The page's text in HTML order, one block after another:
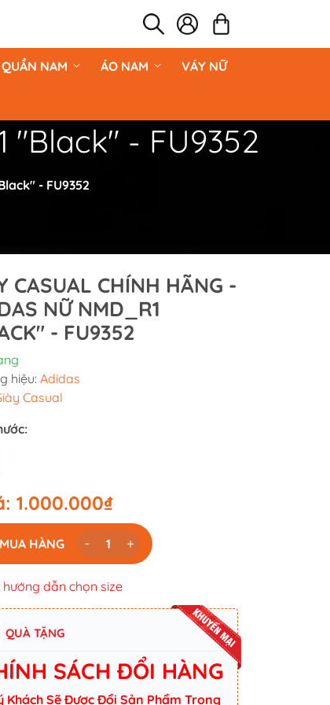
QUẦN NAM ÁO NAM VÁY NỮ
"Black" - FU9352
- FU9352
CASUAL CHÍNH HÃNG -
NỮ NMD_R1
- FU9352
hiệu: Adidas
Casual
1.000.000₫
MUA HÀNG - +
hướng dẫn chọn size
QUÀ TẶNG
SÁCH ĐỔI HÀNG
Khách Sẽ Được Đổi Sản Phẩm Trong